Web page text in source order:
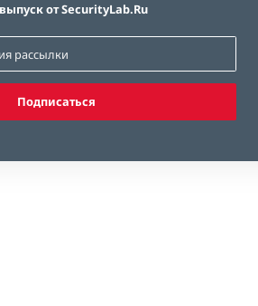
от SecurityLab.Ru
Подписаться